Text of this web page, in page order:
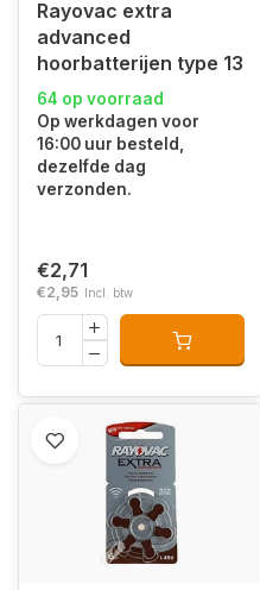
Rayovac extra
advanced
hoorbatterijen type 13
64 op voorraad
Op werkdagen voor
16:00 uur besteld,
dezelfde dag
verzonden.
€2,71
€2,95 Incl. btw